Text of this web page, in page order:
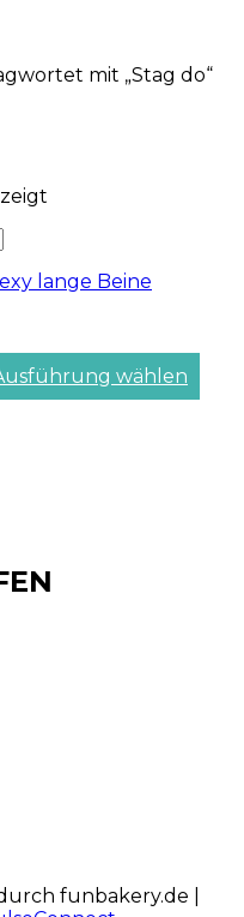
mit „Stag do“
wählen
funbakery.de |